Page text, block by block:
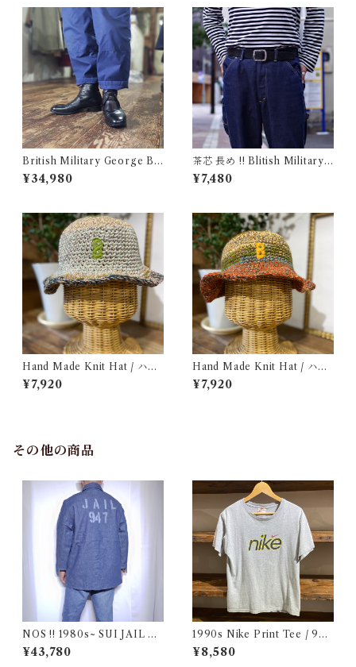
British Military George Bo
ots 10M / Made in England
/ イギリス軍 ジョージブーツ
¥34,980
茶芯 長め !! Blitish Military
UK Leather Belt Black / イ
ギリス軍 レザー ベルト 96〜1
¥7,480
Hand Made Knit Hat / ハン
ドメイド ニット ハット
¥7,920
Hand Made Knit Hat / ハン
ド メイド ニット ハット
¥7,920
その他の商品
NOS !! 1980s~ SUI JAIL De
nim Work Jacket with Stenc
il / USA 実物 デッドストック
¥43,780
1990s Nike Print Tee / 90
年代 ナイキ プリント Tシャツ
古着
¥8,580